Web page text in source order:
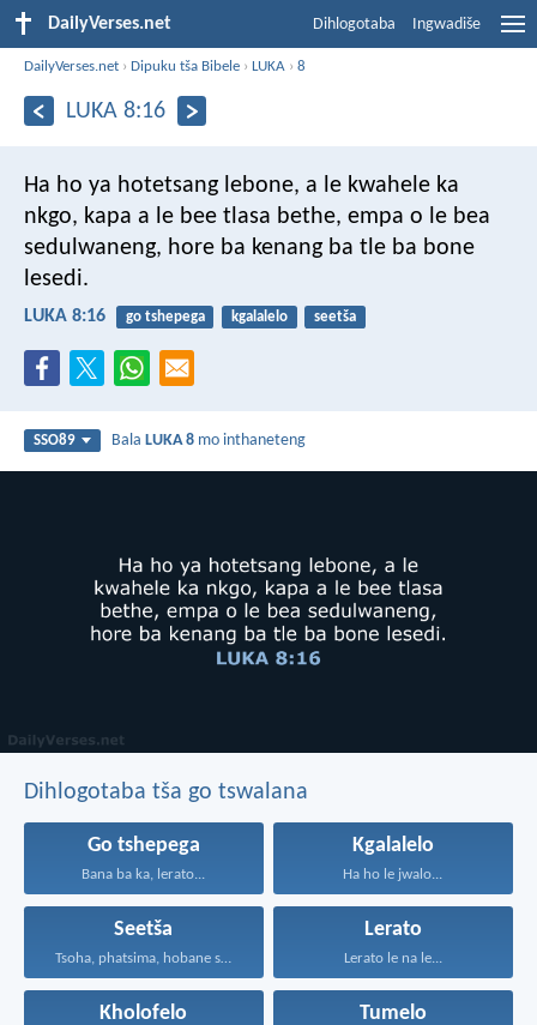
DailyVerses.net Dihlogotaba Ingwadiše
DailyVerses.net ›Dipuku tša Bibele ›LUKA ›8
LUKA 8:16
Ha ho ya hotetsang lebone, a le kwahele ka
nkgo, kapa a le bee tlasa bethe, empa o le bea
sedulwaneng, hore ba kenang ba tle ba bone
lesedi.
LUKA 8:16 go tshepega kgalalelo seetša
SSO89 BalaLUKA 8 mo inthaneteng
Dihlogotaba tša go tswalana
Go tshepega
Bana ba ka, lerato...
Kgalalelo
Ha ho le jwalo...
Seetša
Tsoha, phatsima, hobane sedi...
Lerato
Lerato le na le...
Kholofelo Tumelo